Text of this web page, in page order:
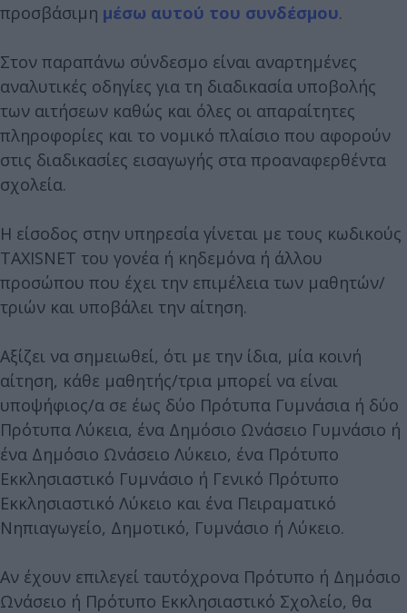
προσβάσιμη μέσω αυτού του συνδέσμου.
Στον παραπάνω σύνδεσμο είναι αναρτημένες
αναλυτικές οδηγίες για τη διαδικασία υποβολής
των αιτήσεων καθώς και όλες οι απαραίτητες
πληροφορίες και το νομικό πλαίσιο που αφορούν
στις διαδικασίες εισαγωγής στα προαναφερθέντα
σχολεία.
H είσοδος στην υπηρεσία γίνεται με τους κωδικούς
TAXISNET του γονέα ή κηδεμόνα ή άλλου
προσώπου που έχει την επιμέλεια των μαθητών/
τριών και υποβάλει την αίτηση.
Αξίζει να σημειωθεί, ότι με την ίδια, μία κοινή
αίτηση, κάθε μαθητής/τρια μπορεί να είναι
υποψήφιος/α σε έως δύο Πρότυπα Γυμνάσια ή δύο
Πρότυπα Λύκεια, ένα Δημόσιο Ωνάσειο Γυμνάσιο ή
ένα Δημόσιο Ωνάσειο Λύκειο, ένα Πρότυπο
Εκκλησιαστικό Γυμνάσιο ή Γενικό Πρότυπο
Εκκλησιαστικό Λύκειο και ένα Πειραματικό
Νηπιαγωγείο, Δημοτικό, Γυμνάσιο ή Λύκειο.
Αν έχουν επιλεγεί ταυτόχρονα Πρότυπο ή Δημόσιο
Ωνάσειο ή Πρότυπο Εκκλησιαστικό Σχολείο, θα